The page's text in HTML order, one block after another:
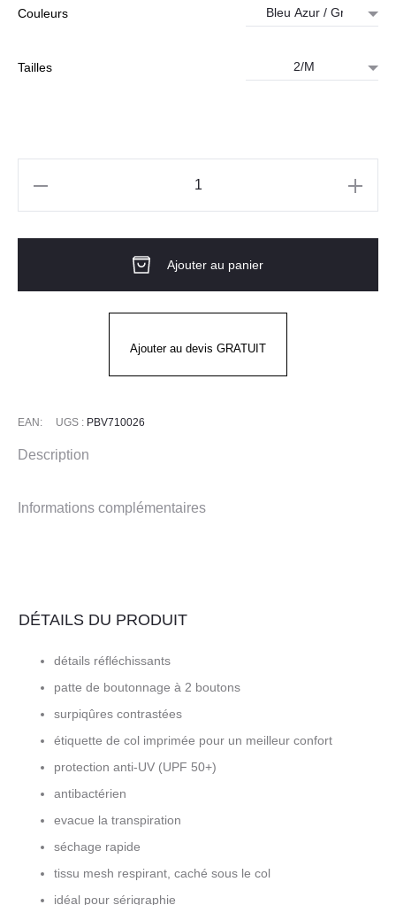
Couleurs
Tailles
Ajouter au panier
Ajouter au devis GRATUIT
EAN: UGS : PBV710026
Description
Informations complémentaires
DÉTAILS DU PRODUIT
détails réfléchissants
patte de boutonnage à 2 boutons
surpiqûres contrastées
étiquette de col imprimée pour un meilleur confort
protection anti-UV (UPF 50+)
antibactérien
evacue la transpiration
séchage rapide
tissu mesh respirant, caché sous le col
idéal pour sérigraphie